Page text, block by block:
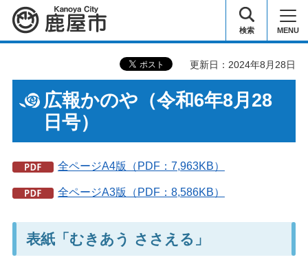
鹿屋市 検索 MENU
更新日：2024年8月28日
広報かのや（令和6年8月28
日号）
全ページA4版（PDF：7,963KB）
全ページA3版（PDF：8,586KB）
表紙「むきあう ささえる」